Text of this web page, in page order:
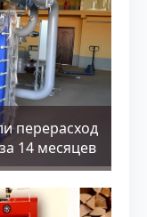
перерасход
14 месяцев